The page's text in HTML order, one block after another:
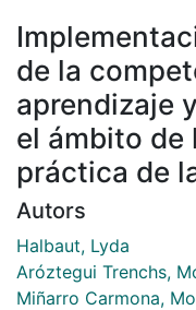
de la
aprendizaje
el ámbito de
práctica de
Autors
Halbaut, Lyda
Aróztegui Trenchs,
Miñarro Carmona,